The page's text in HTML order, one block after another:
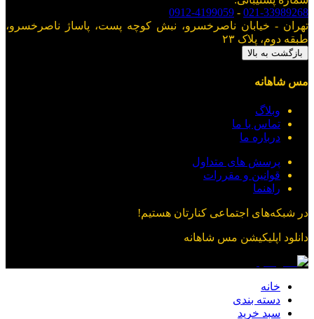
021-33989268
-
0912-4199059
تهران - خیابان ناصرخسرو، نبش کوچه پست، پاساژ ناصرخسرو،
طبقه دوم، پلاک ۲۳
بازگشت به بالا
مس شاهانه
وبلاگ
تماس با ما
درباره ما
پرسش های متداول
قوانین و مقررات
راهنما
در شبکه‌های اجتماعی کنارتان هستیم!
دانلود اپلیکیشن مس شاهانه
خانه
دسته بندی
سبد خرید